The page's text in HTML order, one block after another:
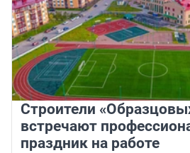
Строители
встречают
праздник на работе